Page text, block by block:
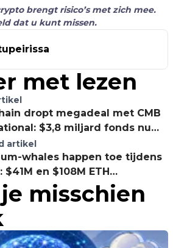
brengt risico’s met zich mee.
dat u kunt missen.
met lezen
dropt megadeal met CMB
$3,8 miljard fonds nu
artikel
whales happen toe tijdens
$41M en $108M ETH
koersdoel $10K in zicht?
misschien